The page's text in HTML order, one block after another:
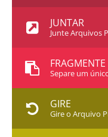
JUNTAR
Junte Arquivos
FRAGMENTE
Separe um
GIRE
Gire o Arquivo